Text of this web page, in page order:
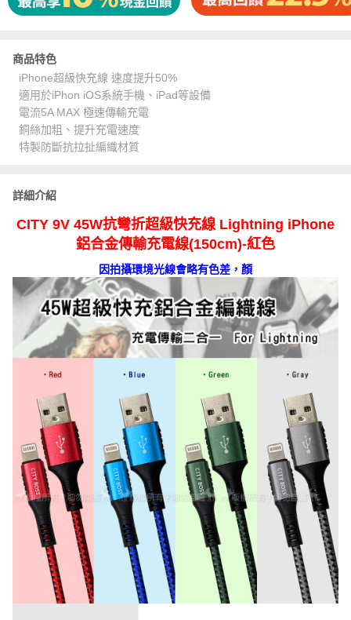
商品特色
iPhone超級快充線 速度提升50%
適用於iPhon iOS系統手機、iPad等設備
電流5A MAX 極速傳輸充電
銅絲加粗、提升充電速度
特製防斷抗拉扯編織材質
詳細介紹
CITY 9V 45W抗彎折超級快充線 Lightning iPhone
鋁合金傳輸充電線(150cm)-紅色
因拍攝環境光線會略有色差，顏